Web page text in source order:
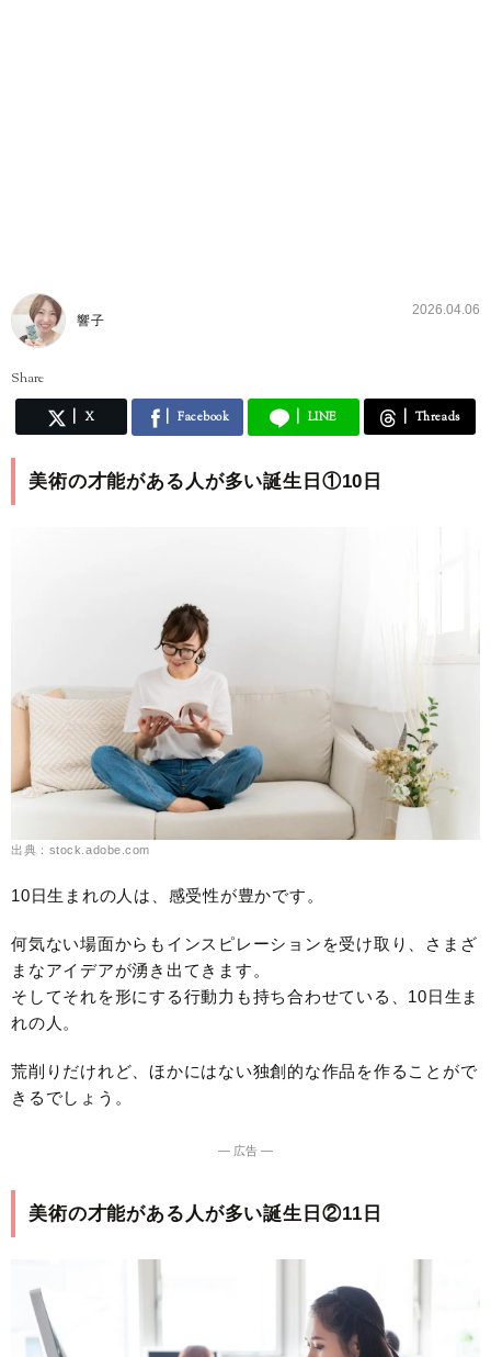
響子
2026.04.06
Share
X Facebook LINE Threads
美術の才能がある人が多い誕生日①10日
出典：stock.adobe.com
10日生まれの人は、感受性が豊かです。
何気ない場面からもインスピレーションを受け取り、さまざ
まなアイデアが湧き出てきます。
そしてそれを形にする行動力も持ち合わせている、10日生ま
れの人。
荒削りだけれど、ほかにはない独創的な作品を作ることがで
きるでしょう。
― 広告 ―
美術の才能がある人が多い誕生日②11日